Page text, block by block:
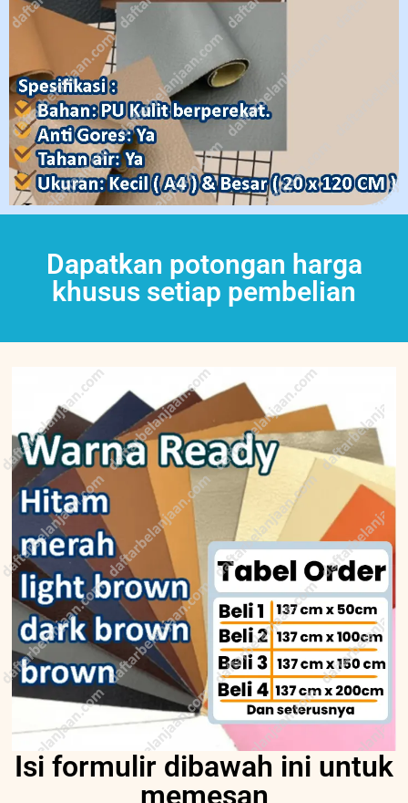
Dapatkan potongan harga
khusus setiap pembelian
Isi formulir dibawah ini untuk
memesan